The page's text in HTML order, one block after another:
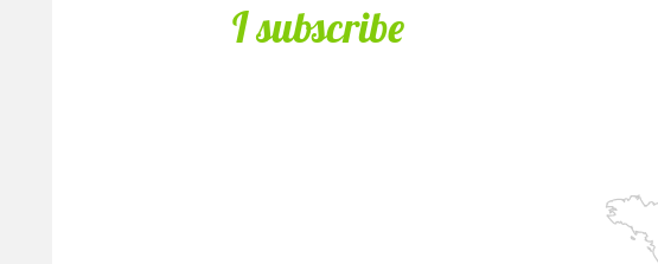
I subscribe